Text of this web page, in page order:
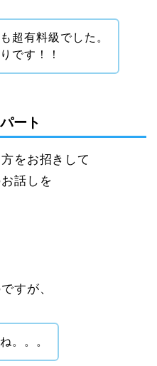
超有料級でした。
です！！
ート
をお招きして
話しを
すが、
。。。